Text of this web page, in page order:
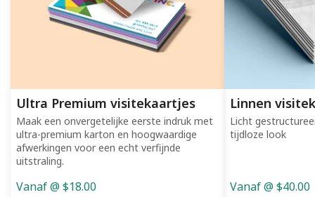
Ultra Premium visitekaartjes
Maak een onvergetelijke eerste indruk met
ultra-premium karton en hoogwaardige
afwerkingen voor een echt verfijnde
uitstraling.
Vanaf @ $18.00
Linnen
Licht
tijdloze look
Vanaf @ $40.00